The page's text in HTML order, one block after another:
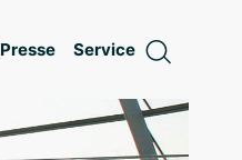
Presse Service